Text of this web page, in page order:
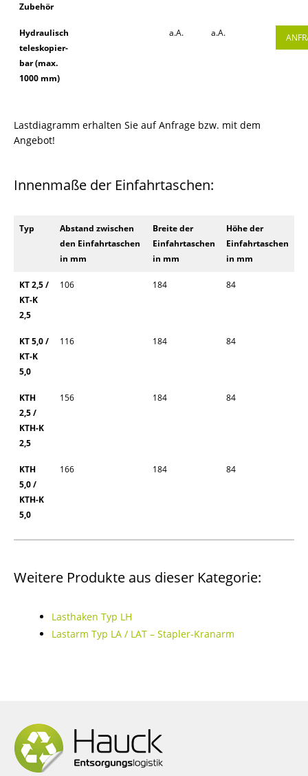
Zubehör
Hydraulisch
teleskopier-
bar (max.
1000 mm)
a.A. a.A.
Lastdiagramm erhalten Sie auf Anfrage bzw. mit dem
Angebot!
Innenmaße der Einfahrtaschen:
Typ
Abstand zwischen
den Einfahrtaschen
in mm
Breite der
Einfahrtaschen
in mm
Höhe der
Einfahrtaschen
in mm
KT 2,5 /
KT-K
2,5
106 184 84
KT 5,0 /
KT-K
5,0
116 184 84
KTH
2,5 /
KTH-K
2,5
156 184 84
KTH
5,0 /
KTH-K
5,0
166 184 84
Weitere Produkte aus dieser Kategorie:
Lasthaken Typ LH
Lastarm Typ LA / LAT – Stapler-Kranarm